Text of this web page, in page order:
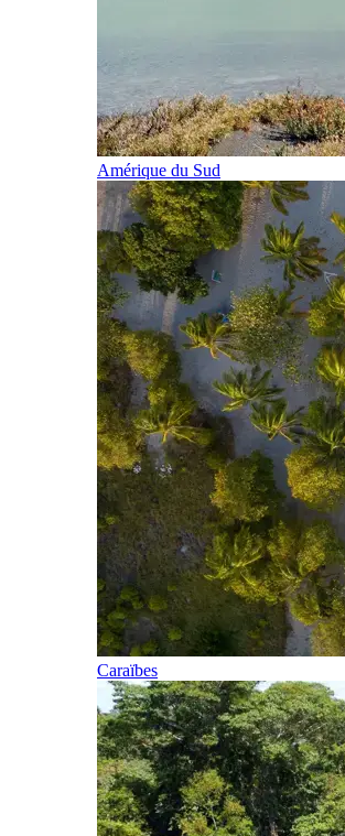
Amérique du Sud
Caraïbes